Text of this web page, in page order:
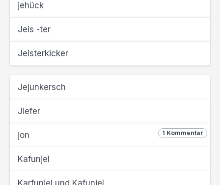
jehück
Jeis -ter
Jeisterkicker
Jejunkersch
Jiefer
1 Kommentar
jon
Kafunjel
Karfunjel und Kafunjel